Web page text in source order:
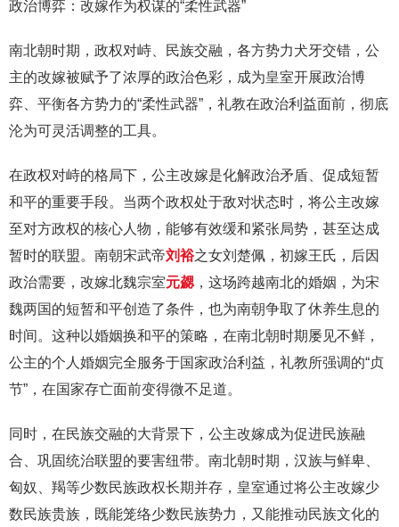
政治博弈：改嫁作为权谋的“柔性武器”
南北朝时期，政权对峙、民族交融，各方势力犬牙交错，公
主的改嫁被赋予了浓厚的政治色彩，成为皇室开展政治博
弈、平衡各方势力的“柔性武器”，礼教在政治利益面前，彻底
沦为可灵活调整的工具。
在政权对峙的格局下，公主改嫁是化解政治矛盾、促成短暂
和平的重要手段。当两个政权处于敌对状态时，将公主改嫁
至对方政权的核心人物，能够有效缓和紧张局势，甚至达成
暂时的联盟。南朝宋武帝刘裕之女刘楚佩，初嫁王氏，后因
政治需要，改嫁北魏宗室元勰，这场跨越南北的婚姻，为宋
魏两国的短暂和平创造了条件，也为南朝争取了休养生息的
时间。这种以婚姻换和平的策略，在南北朝时期屡见不鲜，
公主的个人婚姻完全服务于国家政治利益，礼教所强调的“贞
节”，在国家存亡面前变得微不足道。
同时，在民族交融的大背景下，公主改嫁成为促进民族融
合、巩固统治联盟的要害纽带。南北朝时期，汉族与鲜卑、
匈奴、羯等少数民族政权长期并存，皇室通过将公主改嫁少
数民族贵族，既能笼络少数民族势力，又能推动民族文化的